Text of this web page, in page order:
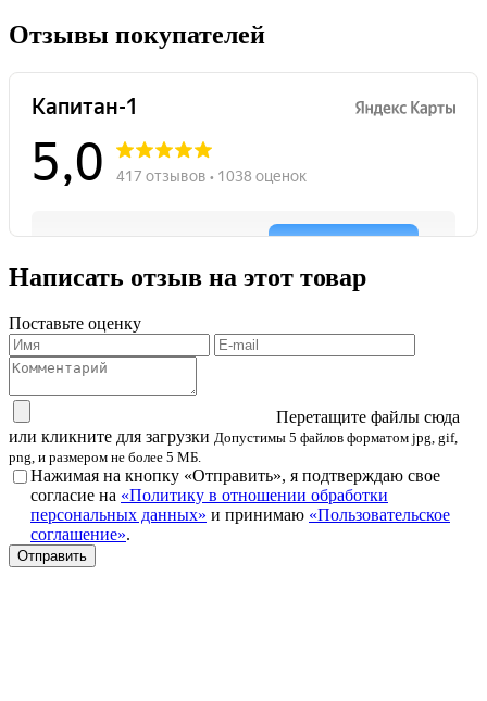
Отзывы покупателей
Написать отзыв на этот товар
Поставьте оценку
Перетащите файлы сюда
или кликните для загрузки Допустимы 5 файлов форматом jpg, gif,
png, и размером не более 5 МБ.
Нажимая на кнопку «Отправить», я подтверждаю свое
согласие на «Политику в отношении обработки
персональных данных» и принимаю «Пользовательское
соглашение».